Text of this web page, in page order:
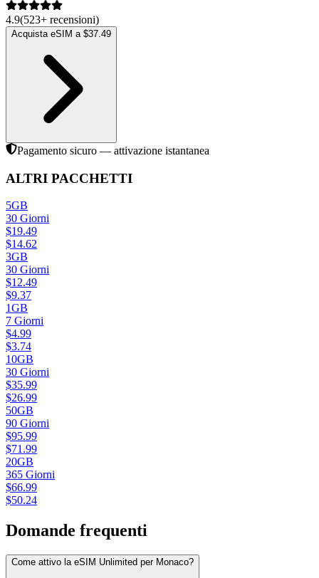
4.9(523+ recensioni)
Acquista eSIM a $37.49
Pagamento sicuro — attivazione istantanea
ALTRI PACCHETTI
5GB
30 Giorni
$19.49
$14.62
3GB
30 Giorni
$12.49
$9.37
1GB
7 Giorni
$4.99
$3.74
10GB
30 Giorni
$35.99
$26.99
50GB
90 Giorni
$95.99
$71.99
20GB
365 Giorni
$66.99
$50.24
Domande frequenti
Come attivo la eSIM Unlimited per Monaco?